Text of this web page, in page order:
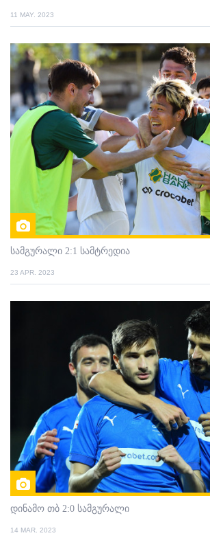
11 MAY. 2023
სამგურალი 2:1 სამტრედია
23 APR. 2023
დინამო თბ 2:0 სამგურალი
14 MAR. 2023